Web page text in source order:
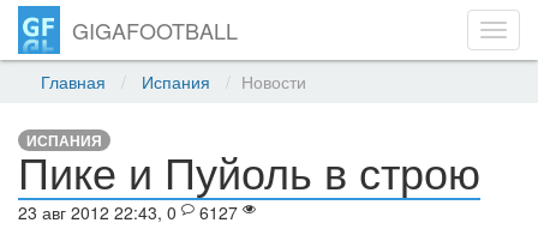
GIGAFOOTBALL
Главная Испания Новости
ИСПАНИЯ
Пике и Пуйоль в строю
23 авг 2012 22:43, 0 6127